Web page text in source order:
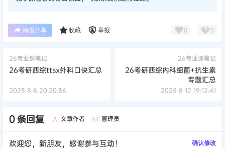
海报分享 收藏 举报 0 0
26专业课笔记
26考研西综ttsx外科口诀汇总
2025-8-8 20:20:36
26专业课笔记
26考研西综内科细菌+抗生素
专题汇总
2025-8-12 19:12:41
0 条回复 A 文章作者 M 管理员
欢迎您，新朋友，感谢参与互动！ 确认修改